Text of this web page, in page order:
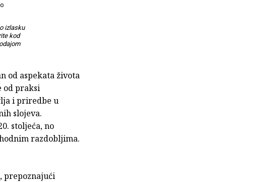
izlasku
kod
od aspekata života
od praksi
i priredbe u
slojeva.
stoljeća, no
razdobljima.
prepoznajući